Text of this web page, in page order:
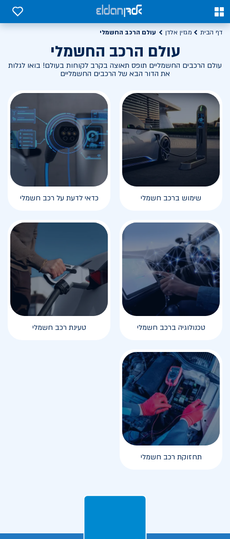
0
0
דף הבית מגזין אלדן עולם הרכב החשמלי
עולם הרכב החשמלי
עולם הרכבים החשמליים תופס תאוצה בקרב לקוחות בעולם! בואו לגלות
את הדור הבא של הרכבים החשמליים
שימוש ברכב חשמלי כדאי לדעת על רכב חשמלי
טכנולוגיה ברכב חשמלי טעינת רכב חשמלי
תחזוקת רכב חשמלי